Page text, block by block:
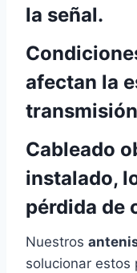
la señal.
afectan la
Cableado
instalado,
pérdida de
Nuestros
solucionar estos